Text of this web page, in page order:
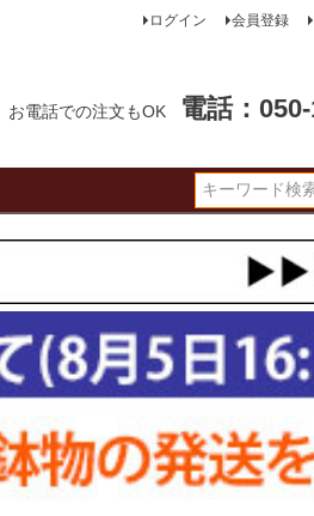
ログイン 会員登録
お電話での注文もOK 電話：